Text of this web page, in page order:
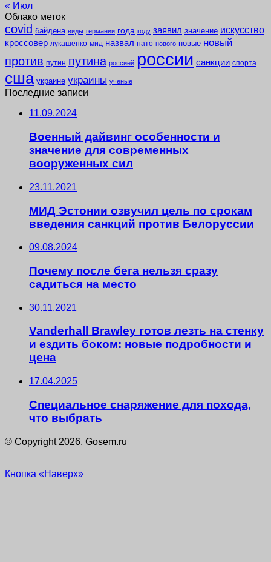
« Июл
Облако меток
covid байдена виды германии года году заявил значение искусство
кроссовер лукашенко мид назвал нато нового новые новый
против путин путина россией россии санкции спорта
сша украине украины ученые
Последние записи
11.09.2024
Военный дайвинг особенности и
значение для современных
вооруженных сил
23.11.2021
МИД Эстонии озвучил цель по срокам
введения санкций против Белоруссии
09.08.2024
Почему после бега нельзя сразу
садиться на место
30.11.2021
Vanderhall Brawley готов лезть на стенку
и ездить боком: новые подробности и
цена
17.04.2025
Специальное снаряжение для похода,
что выбрать
© Copyright 2026, Gosem.ru
Кнопка «Наверх»